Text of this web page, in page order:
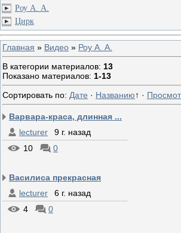
Роу А. А.
Цирк
Главная » Видео » Роу А. А.
В категории материалов: 13
Показано материалов: 1-13
Сортировать по: Дате · Названию↑ ·
Варвара-краса, длинная ...
lecturer
9 г. назад
10
0
Василиса прекрасная
lecturer
6 г. назад
4
0